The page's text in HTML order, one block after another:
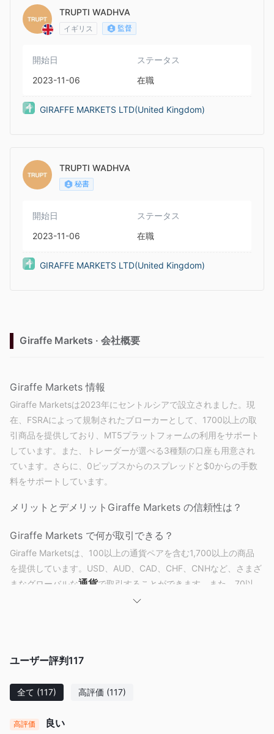
TRUPTI WADHVA
イギリス 監督
開始日
2023-11-06
ステータス
在職
GIRAFFE MARKETS LTD(United Kingdom)
TRUPTI WADHVA
秘書
開始日
2023-11-06
ステータス
在職
GIRAFFE MARKETS LTD(United Kingdom)
Giraffe Markets · 会社概要
Giraffe Markets 情報
Giraffe Marketsは2023年にセントルシアで設立されました。現
在、FSRAによって規制されたブローカーとして、1700以上の取
引商品を提供しており、MT5プラットフォームの利用をサポート
しています。また、トレーダーが選べる3種類の口座も用意され
ています。さらに、0ピップスからのスプレッドと$0からの手数
料をサポートしています。
メリットとデメリット Giraffe Markets の信頼性は？
Giraffe Markets で何が取引できる？
Giraffe Marketsは、100以上の通貨ペアを含む1,700以上の商品
を提供しています。USD、AUD、CAD、CHF、CNHなど、さまざ
まなグローバルな通貨で取引することができます。また、70以
やCFDも取引できます。さらに、すべての
アカウントの種類
提供しています-スタンダードアカウント、プロアカウント、エリ
ートアカウント。最低入金額は$100から$2500で、最大レバレ
ッジは1:500で、すべてのアカウントで290以上のCFD取引をサ
ユーザー評判117
全て (117) 高評価 (117)
高評価 良い